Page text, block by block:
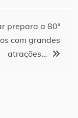
prepara a 80ª
com grandes
atrações…